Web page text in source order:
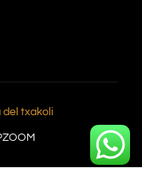
txakoli